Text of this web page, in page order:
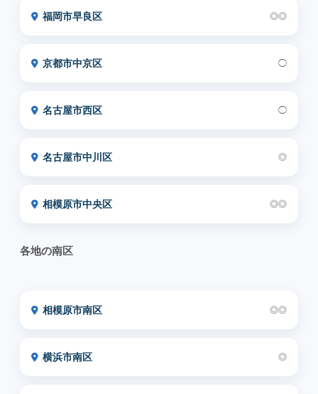
福岡市早良区 ◎◎
京都市中京区 ◯
名古屋市西区 ◯
名古屋市中川区 ◎
相模原市中央区 ◎◎
各地の南区
相模原市南区 ◎◎
横浜市南区 ◎